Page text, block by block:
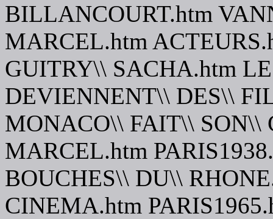
BILLANCOURT.htm
MARCEL.htm
GUITRY\\ SACHA.htm
DEVIENNENT\\ DES\\
MONACO\\ FAIT\\ SON\\
MARCEL.htm
BOUCHES\\ DU\\
CINEMA.htm